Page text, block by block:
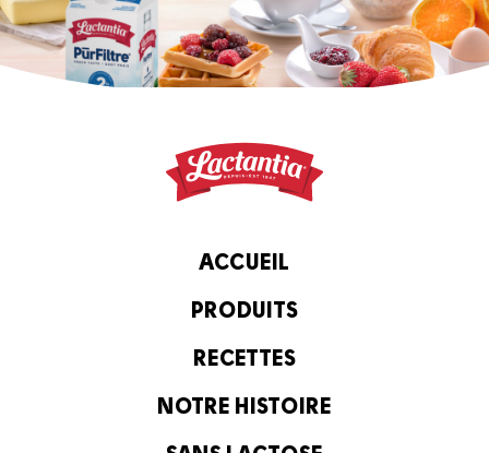
ACCUEIL
PRODUITS
RECETTES
NOTRE HISTOIRE